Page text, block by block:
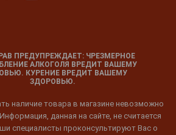
ПРЕДУПРЕЖДАЕТ: ЧРЕЗМЕРНОЕ
АЛКОГОЛЯ ВРЕДИТ ВАШЕМУ
КУРЕНИЕ ВРЕДИТ ВАШЕМУ
ЗДОРОВЬЮ.
наличие товара в магазине невозможно
данная на сайте, не считается
специалисты проконсультируют Вас о